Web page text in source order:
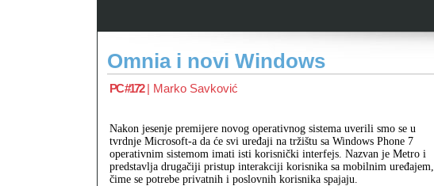
Omnia i novi Windows
PC #172| Marko Savković
Nakon jesenje premijere novog operativnog sistema uverili smo se u
tvrdnje Microsoft‑a da će svi uređaji na tržištu sa Windows Phone 7
operativnim sistemom imati isti korisnički interfejs. Nazvan je Metro i
predstavlja drugačiji pristup interakciji korisnika sa mobilnim uređajem,
čime se potrebe privatnih i poslovnih korisnika spajaju.